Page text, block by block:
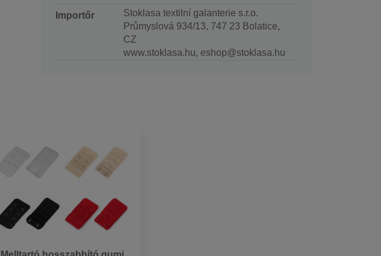
Importőr
Stoklasa textilní galanterie s.r.o.
Průmyslová 934/13, 747 23 Bolatice,
CZ
www.stoklasa.hu, eshop@stoklasa.hu